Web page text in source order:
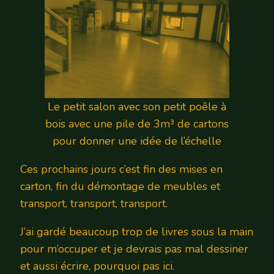
Le petit salon avec son petit poêle à
bois avec une pile de 3m³ de cartons
pour donner une idée de l’échelle
Ces prochains jours c’est fin des mises en
carton, fin du démontage de meubles et
transport, transport, transport.
J’ai gardé beaucoup trop de livres sous la main
pour m’occuper et je devrais pas mal dessiner
et aussi écrire, pourquoi pas ici.